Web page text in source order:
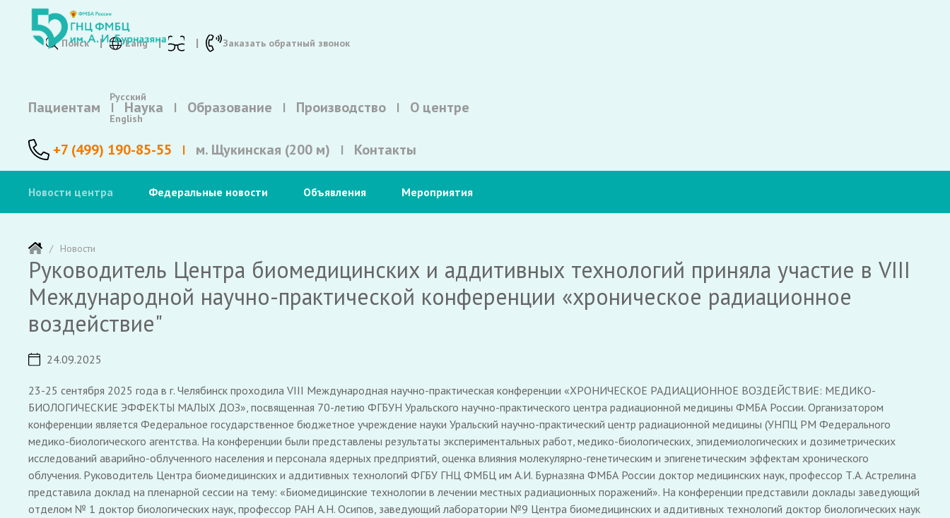
Поиск Lang
Русский
English
Заказать обратный звонок
Пациентам Наука Образование Производство О центре
+7 (499) 190-85-55 м. Щукинская (200 м) Контакты
Новости центра Федеральные новости Объявления Мероприятия
Новости
Руководитель Центра биомедицинских и аддитивных технологий приняла участие в VIII
Международной научно-практической конференции «хроническое радиационное
воздействие"
24.09.2025
23-25 сентября 2025 года в г. Челябинск проходила VIII Международная научно-практическая конференции «ХРОНИЧЕСКОЕ РАДИАЦИОННОЕ ВОЗДЕЙСТВИЕ: МЕДИКО-
БИОЛОГИЧЕСКИЕ ЭФФЕКТЫ МАЛЫХ ДОЗ», посвященная 70-летию ФГБУН Уральского научно-практического центра радиационной медицины ФМБА России. Организатором
конференции является Федеральное государственное бюджетное учреждение науки Уральский научно-практический центр радиационной медицины (УНПЦ РМ Федерального
медико-биологического агентства. На конференции были представлены результаты экспериментальных работ, медико-биологических, эпидемиологических и дозиметрических
исследований аварийно-облученного населения и персонала ядерных предприятий, оценка влияния молекулярно-генетическим и эпигенетическим эффектам хронического
облучения. Руководитель Центра биомедицинских и аддитивных технологий ФГБУ ГНЦ ФМБЦ им А.И. Бурназяна ФМБА России доктор медицинских наук, профессор Т.А. Астрелина
представила доклад на пленарной сессии на тему: «Биомедицинские технологии в лечении местных радиационных поражений». На конференции представили доклады заведующий
отделом № 1 доктор биологических наук, профессор РАН А.Н. Осипов, заведующий лаборатории №9 Центра биомедицинских и аддитивных технологий доктор биологических наук